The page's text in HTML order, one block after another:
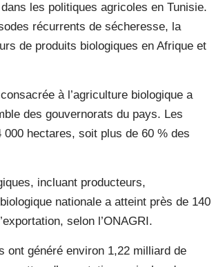
les politiques agricoles en Tunisie.
récurrents de sécheresse, la
de produits biologiques en Afrique et
à l’agriculture biologique a
des gouvernorats du pays. Les
hectares, soit plus de 60 % des
incluant producteurs,
nationale a atteint près de 140
selon l’ONAGRI.
ont généré environ 1,22 milliard de